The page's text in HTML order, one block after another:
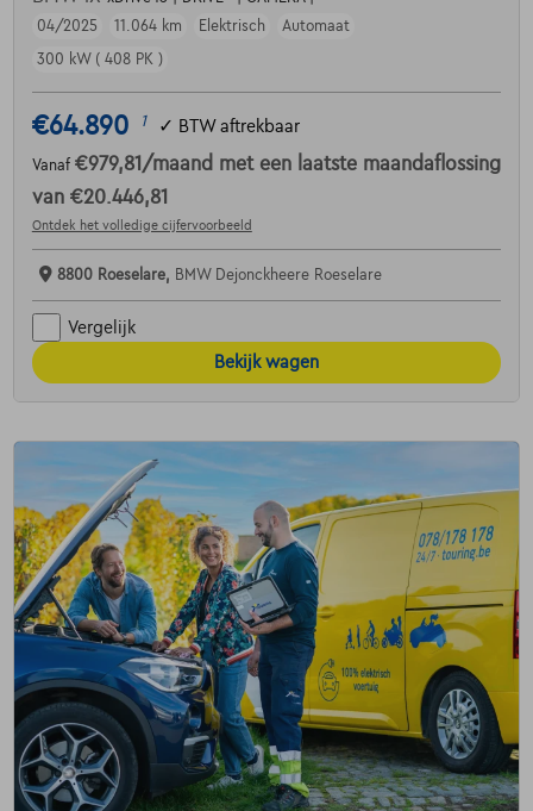
04/2025
11.064 km Elektrisch
Automaat
300 kW ( 408 PK )
€64.890 1 ✓ BTW aftrekbaar
Vanaf €979,81 /maand met een laatste maandaflossing
van €20.446,81
Ontdek het volledige cijfervoorbeeld
8800 Roeselare, BMW Dejonckheere Roeselare
Vergelijk
Bekijk wagen